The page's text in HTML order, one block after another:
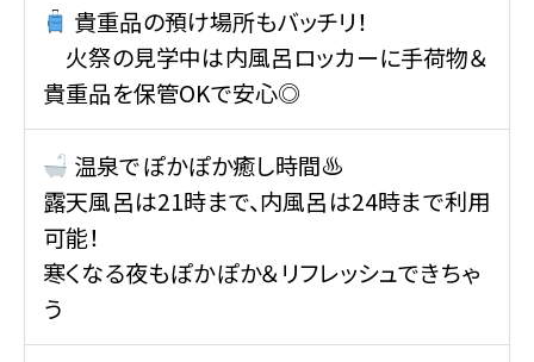
貴重品の預け場所もバッチリ！
火祭の見学中は内風呂ロッカーに手荷物＆
貴重品を保管OKで安心◎
温泉でぽかぽか癒し時間♨
露天風呂は21時まで、内風呂は24時まで利用
可能！
寒くなる夜もぽかぽか＆リフレッシュできちゃ
う